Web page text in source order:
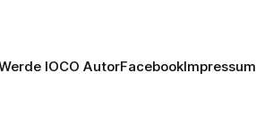
IOCO AutorFacebookImpressum